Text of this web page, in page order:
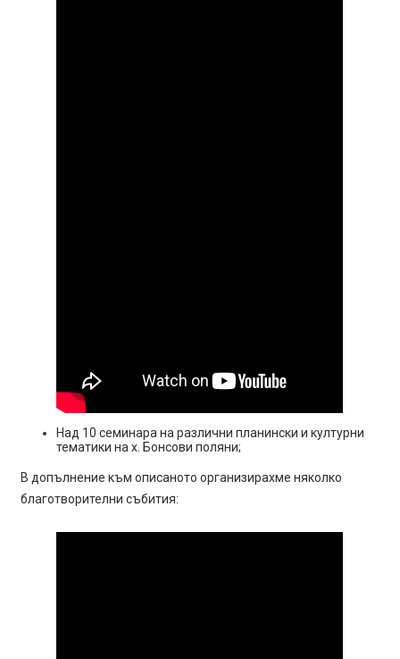
Над 10 семинара на различни планински и културни
тематики на х. Бонсови поляни;
В допълнение към описаното организирахме няколко
благотворителни събития: